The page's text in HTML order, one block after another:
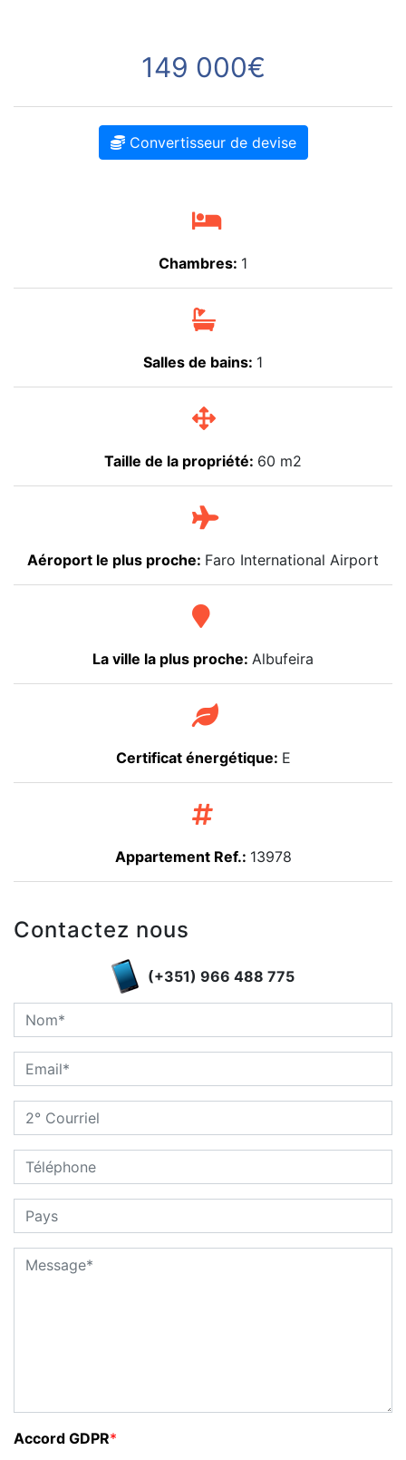
149 000€
Convertisseur de devise
Chambres: 1
Salles de bains: 1
Taille de la propriété: 60 m2
Aéroport le plus proche: Faro International Airport
La ville la plus proche: Albufeira
Certificat énergétique: E
Appartement Ref.: 13978
Contactez nous
(+351) 966 488 775
Accord GDPR*